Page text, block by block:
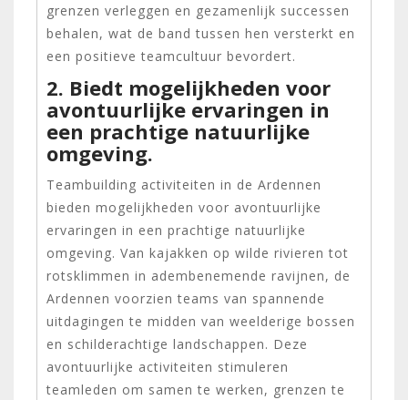
grenzen verleggen en gezamenlijk successen
behalen, wat de band tussen hen versterkt en
een positieve teamcultuur bevordert.
2. Biedt mogelijkheden voor
avontuurlijke ervaringen in
een prachtige natuurlijke
omgeving.
Teambuilding activiteiten in de Ardennen
bieden mogelijkheden voor avontuurlijke
ervaringen in een prachtige natuurlijke
omgeving. Van kajakken op wilde rivieren tot
rotsklimmen in adembenemende ravijnen, de
Ardennen voorzien teams van spannende
uitdagingen te midden van weelderige bossen
en schilderachtige landschappen. Deze
avontuurlijke activiteiten stimuleren
teamleden om samen te werken, grenzen te